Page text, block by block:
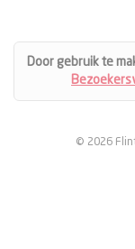
Door gebruik te
© 2026